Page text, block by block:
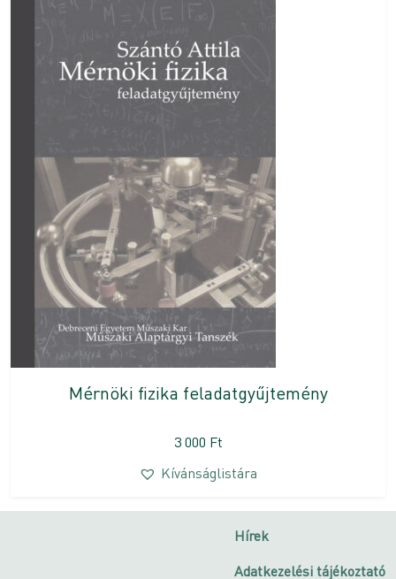
Mérnöki fizika feladatgyűjtemény
3 000 Ft
Kívánságlistára
Hírek
Adatkezelési tájékoztató